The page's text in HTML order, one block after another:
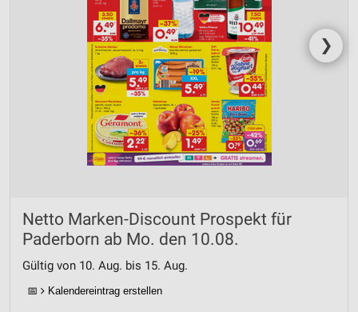
❯
Netto Marken-Discount Prospekt für
Paderborn ab Mo. den 10.08.
Gültig von 10. Aug. bis 15. Aug.
📅 Kalendereintrag erstellen